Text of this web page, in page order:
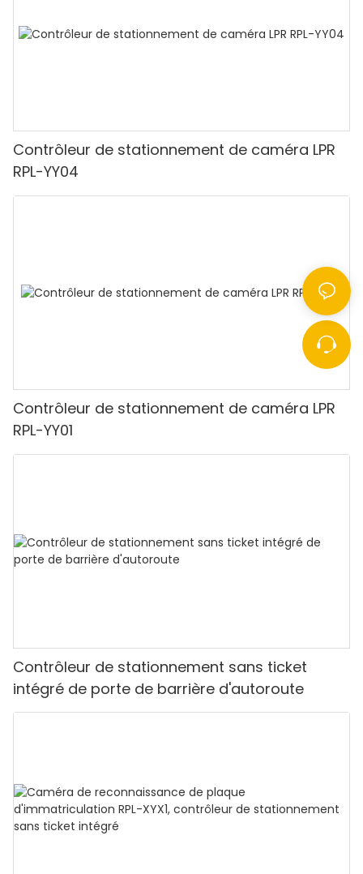
Contrôleur de stationnement de caméra LPR
RPL-YY04
Contrôleur de stationnement de caméra LPR
RPL-YY01
Contrôleur de stationnement sans ticket
intégré de porte de barrière d'autoroute